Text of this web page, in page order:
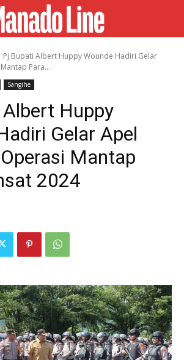
Pj Bupati Albert Huppy Wounde Hadiri Gelar
Para...
Sangihe
Huppy
Gelar Apel
Mantap
2024